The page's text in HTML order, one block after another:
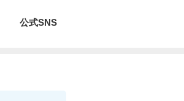
公式SNS